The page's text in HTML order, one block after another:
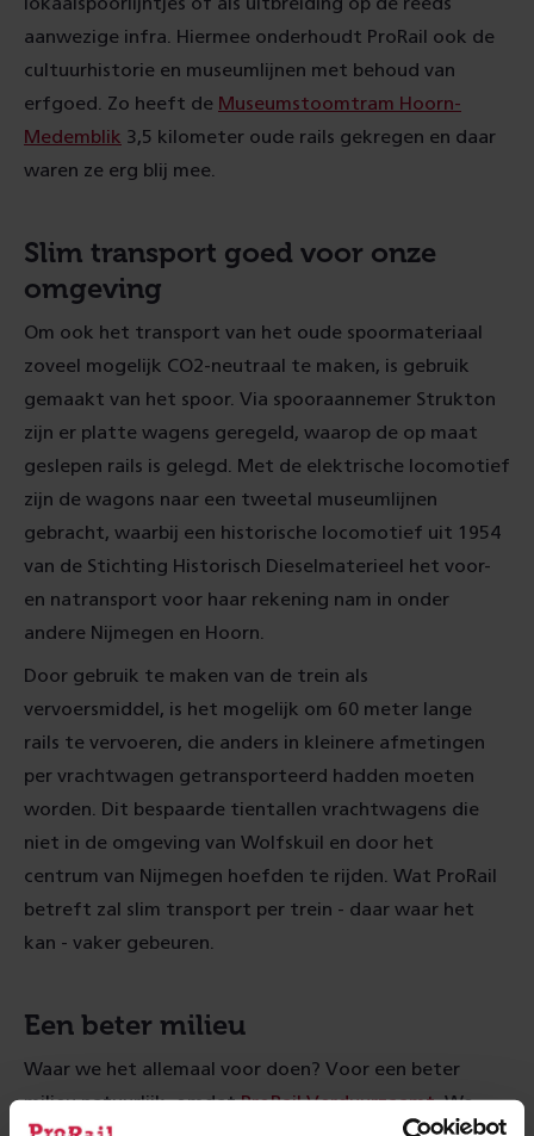
aanwezige infra. Hiermee onderhoudt ProRail ook de
cultuurhistorie en museumlijnen met behoud van
erfgoed. Zo heeft de Museumstoomtram Hoorn-
Medemblik 3,5 kilometer oude rails gekregen en daar
waren ze erg blij mee.
Slim transport goed voor onze
omgeving
Om ook het transport van het oude spoormateriaal
zoveel mogelijk CO2-neutraal te maken, is gebruik
gemaakt van het spoor. Via spooraannemer Strukton
zijn er platte wagens geregeld, waarop de op maat
geslepen rails is gelegd. Met de elektrische locomotief
zijn de wagons naar een tweetal museumlijnen
gebracht, waarbij een historische locomotief uit 1954
van de Stichting Historisch Dieselmaterieel het voor-
en natransport voor haar rekening nam in onder
andere Nijmegen en Hoorn.
Door gebruik te maken van de trein als
vervoersmiddel, is het mogelijk om 60 meter lange
rails te vervoeren, die anders in kleinere afmetingen
per vrachtwagen getransporteerd hadden moeten
worden. Dit bespaarde tientallen vrachtwagens die
niet in de omgeving van Wolfskuil en door het
centrum van Nijmegen hoefden te rijden. Wat ProRail
betreft zal slim transport per trein - daar waar het
kan - vaker gebeuren.
Een beter milieu
Waar we het allemaal voor doen? Voor een beter
milieu natuurlijk, omdatProRail Verduurzaamt. We